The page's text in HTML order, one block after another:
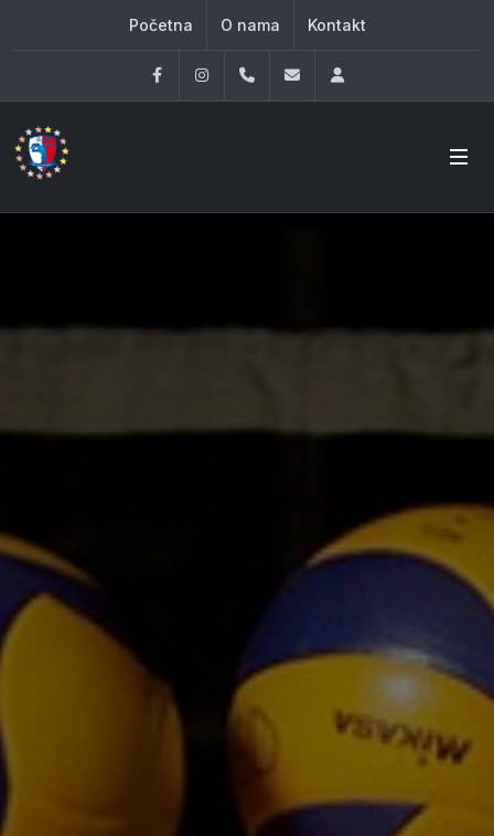
Početna O nama Kontakt
FacebookInstagram060 33 86 930